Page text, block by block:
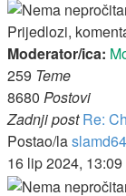
Prijedlozi,
Moderator/ica:
259 Teme
8680 Postovi
Zadnji post Re:
Postao/laslamd64
16 lip 2024, 13:09